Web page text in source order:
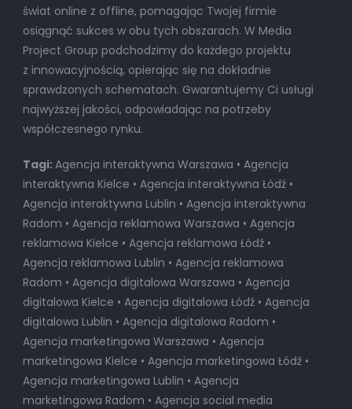
świat online z offline, pomagając Twojej firmie
osiągnąć sukces w obu tych obszarach. W Media
Project Group podchodzimy do każdego projektu
z innowacyjnością, opierając się na dokładnie
sprawdzonych schematach. Gwarantujemy Ci usługi
najwyższej jakości, odpowiadając na potrzeby
współczesnego rynku.
Tagi:Agencja interaktywna Warszawa • Agencja
interaktywna Kielce • Agencja interaktywna Łódź •
Agencja interaktywna Lublin • Agencja interaktywna
Radom • Agencja reklamowa Warszawa • Agencja
reklamowa Kielce • Agencja reklamowa Łódź •
Agencja reklamowa Lublin • Agencja reklamowa
Radom • Agencja digitalowa Warszawa • Agencja
digitalowa Kielce • Agencja digitalowa Łódź • Agencja
digitalowa Lublin • Agencja digitalowa Radom •
Agencja marketingowa Warszawa • Agencja
marketingowa Kielce • Agencja marketingowa Łódź •
Agencja marketingowa Lublin • Agencja
marketingowa Radom • Agencja social media